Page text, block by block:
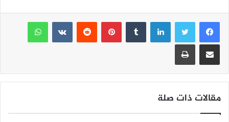
c
e
b
o
o
k
itt
er
at
s
A
p
ai
l
ai
l
لينكدإن بينتيريست واتساب
مشاركة عبر البريد طباعة
مقالات ذات صلة